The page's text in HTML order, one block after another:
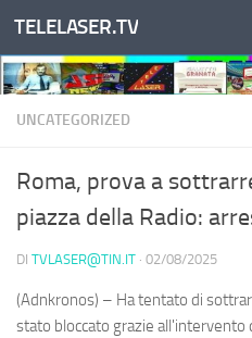
Salta al contenuto
TELELASER.TV
UNCATEGORIZED
Roma, prova a
piazza della Radio:
DI TVLASER@TIN.IT · 02/08/2025
(Adnkronos) – Ha tentato di
stato bloccato grazie all'intervento